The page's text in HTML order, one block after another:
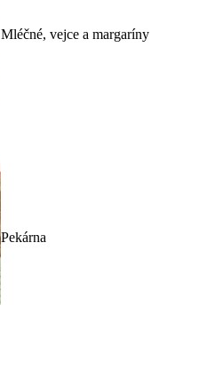
Mléčné, vejce a margaríny
Pekárna